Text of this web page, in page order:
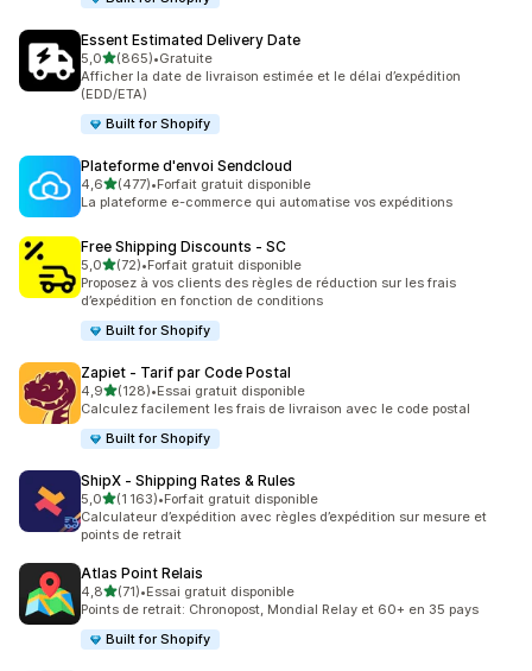
Essent Estimated Delivery Date
5,0étoile(s) sur 5
(865)
865 avis au total
•Gratuite
Afficher la date de livraison estimée et le délai d’expédition
(EDD/ETA)
Built for Shopify
Plateforme d'envoi Sendcloud
4,6étoile(s) sur 5
(477)
477 avis au total
•Forfait gratuit disponible
La plateforme e-commerce qui automatise vos expéditions
Free Shipping Discounts ‑ SC
5,0étoile(s) sur 5
(72)
72 avis au total
•Forfait gratuit disponible
Proposez à vos clients des règles de réduction sur les frais
d’expédition en fonction de conditions
Built for Shopify
Zapiet ‑ Tarif par Code Postal
4,9étoile(s) sur 5
(128)
128 avis au total
•Essai gratuit disponible
Calculez facilement les frais de livraison avec le code postal
Built for Shopify
ShipX ‑ Shipping Rates & Rules
5,0étoile(s) sur 5
(1 163)
1163 avis au total
•Forfait gratuit disponible
Calculateur d’expédition avec règles d’expédition sur mesure et
points de retrait
Atlas Point Relais
4,8étoile(s) sur 5
(71)
71 avis au total
•Essai gratuit disponible
Points de retrait: Chronopost, Mondial Relay et 60+ en 35 pays
Built for Shopify